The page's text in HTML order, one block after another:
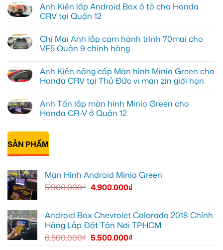
bình
luận
ở
lắp
màn
hình
tô
Hyundai
Accent
Đức
Anh Kiên lắp Android Box ô tô cho Honda
CRV tại Quận 12
bình
luận
ở
lắp
Android
Box
cho
Honda
CRV
Chị Mai Anh lắp cam hành trình 70mai cho
VF5 Quận 9 chính hãng
bình
luận
ở
Anh
lắp
cam
70mai
cho
VF5
Quận
hãng
Anh Kiên nâng cấp Màn hình Minio Green cho
Honda CRV tại Thủ Đức vì màn zin giới hạn
bình
luận
ở
nâng
cấp
Màn
hình
cho
CRV
màn
zin
giới
hạn
Anh Tấn lắp màn hình Minio Green cho
Honda CR-V ở Quận 12
có
luận
ở
Anh
màn
Minio
CR-
Quận
SẢN PHẨM
Màn Hình Android Minio Green
5.900.000₫ 4.900.000₫
Android Box Chevrolet Colorado 2018 Chính
Hãng Lắp Đặt Tận Nơi TPHCM
6.500.000₫ 5.500.000₫